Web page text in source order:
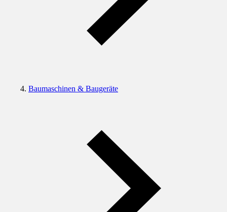
Baumaschinen & Baugeräte